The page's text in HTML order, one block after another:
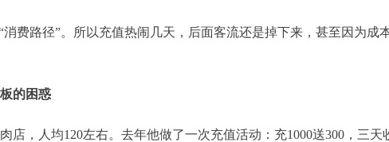
费路径”。所以充值热闹几天，后面客流还是掉下来，甚至因为成
的困惑
店，人均120左右。去年他做了一次充值活动：充1000送300，三天